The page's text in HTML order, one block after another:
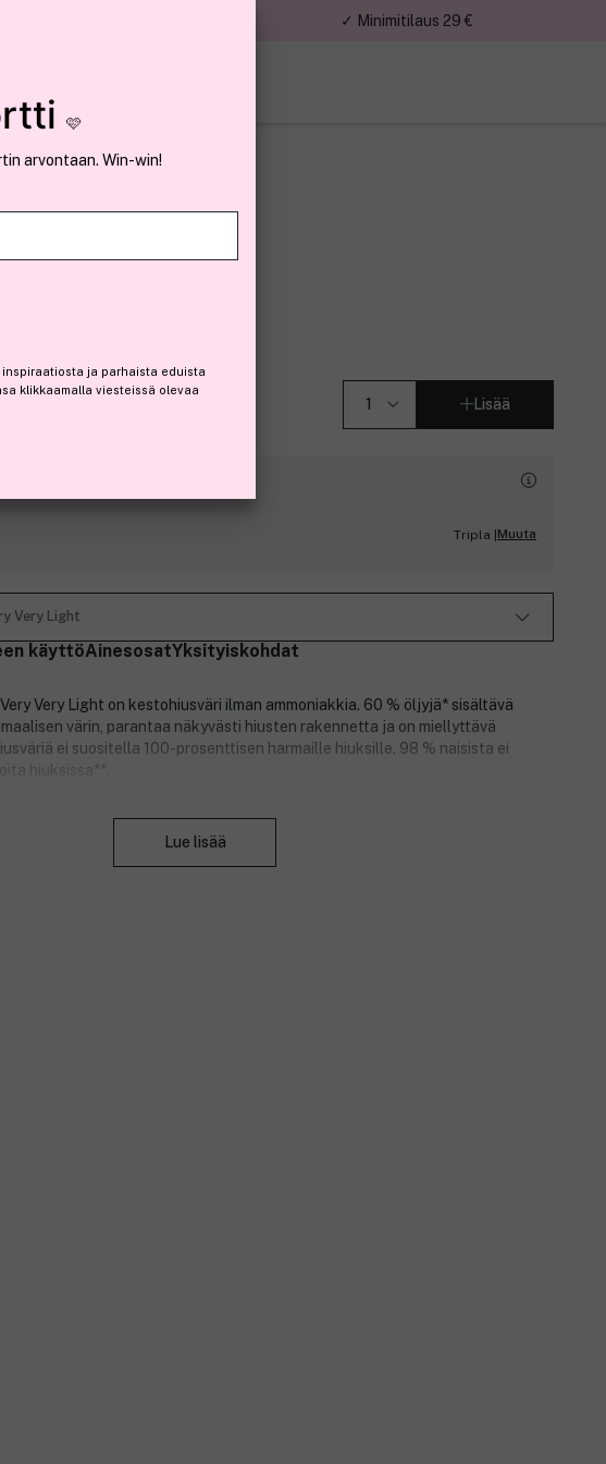
✓ Minimitilaus 29 €
Very Light
Lisää
Tripla | Muuta
Very Light
käyttöAinesosatYksityiskohdat
Very Very Light on kestohiusväri ilman ammoniakkia. 60 % öljyjä* sisältävä
värin, parantaa näkyvästi hiusten rakennetta ja on miellyttävä
ei suositella 100-prosenttisen harmaille hiuksille. 98 % naisista ei
hiuksissa**.
kestää pitkään ja näyttää luonnolliselta.
Lue lisää
🩷
arvontaan. Win-win!
ja parhaista eduista
klikkaamalla viesteissä olevaa